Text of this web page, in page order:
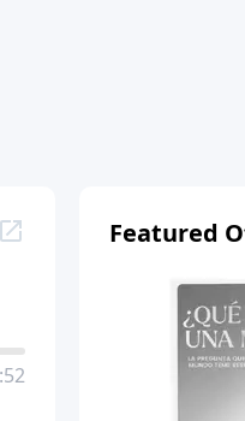
Featured